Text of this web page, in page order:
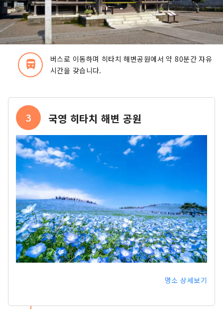
directions_bus_filled
버스로 이동하며 히타치 해변공원에서 약 80분간 자유
시간을 갖습니다.
3 국영 히타치 해변 공원
명소 상세보기